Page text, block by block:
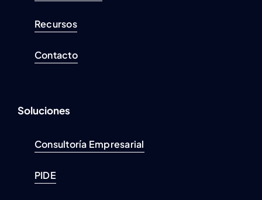
Recursos
Contacto
Soluciones
Consultoría Empresarial
PIDE